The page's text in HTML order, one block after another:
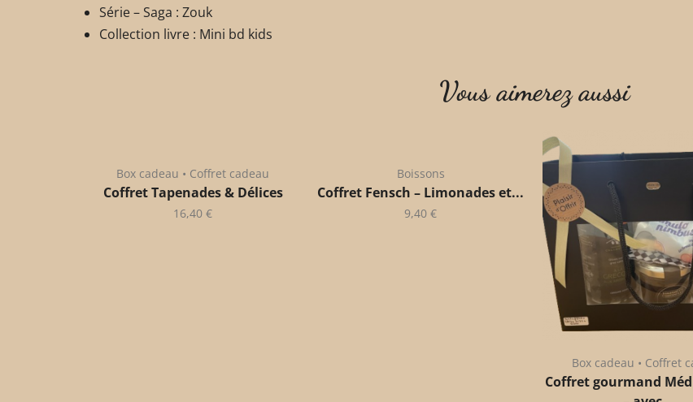
Série – Saga : Zouk
Collection livre : Mini bd kids
Vous aimerez aussi
Box cadeau • Coffret cadeau
Coffret Tapenades & Délices
16,40 €
Boissons
Coffret Fensch – Limonades et...
9,40 €
Box cadeau • Coffret
Coffret gourmand